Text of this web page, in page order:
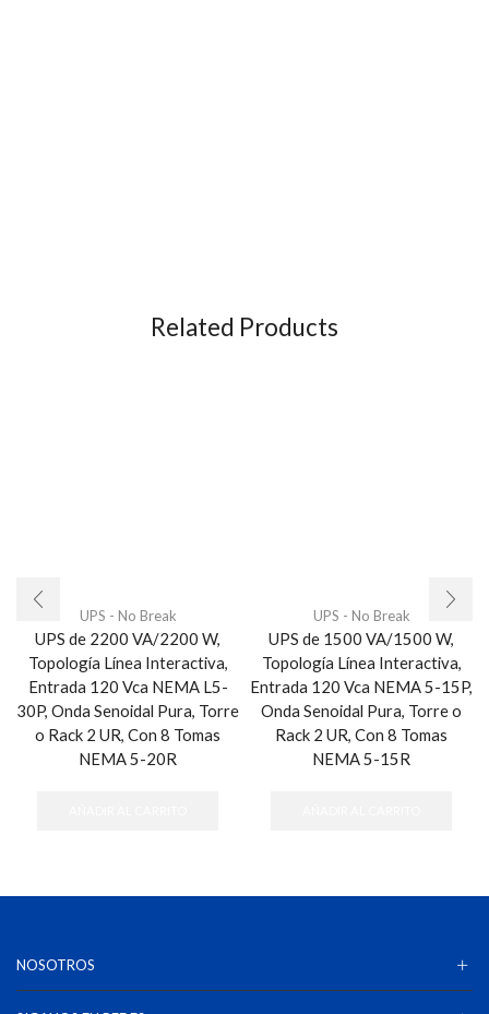
Related Products
UPS - No Break
UPS de 2200 VA/2200 W,
Topología Línea Interactiva,
Entrada 120 Vca NEMA L5-
30P, Onda Senoidal Pura, Torre
o Rack 2 UR, Con 8 Tomas
NEMA 5-20R
UPS - No Break
UPS de 1500 VA/1500 W,
Topología Línea Interactiva,
Entrada 120 Vca NEMA 5-15P,
Onda Senoidal Pura, Torre o
Rack 2 UR, Con 8 Tomas
NEMA 5-15R
NOSOTROS